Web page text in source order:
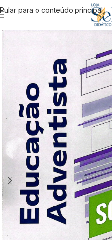
Pular para o conteúdo principal